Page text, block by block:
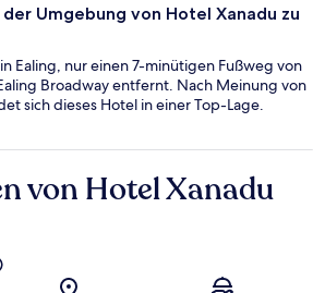
Umgebung von Hotel Xanadu zu
Ealing, nur einen 7-minütigen Fußweg von
Broadway entfernt. Nach Meinung von
sich dieses Hotel in einer Top-Lage.
von Hotel Xanadu